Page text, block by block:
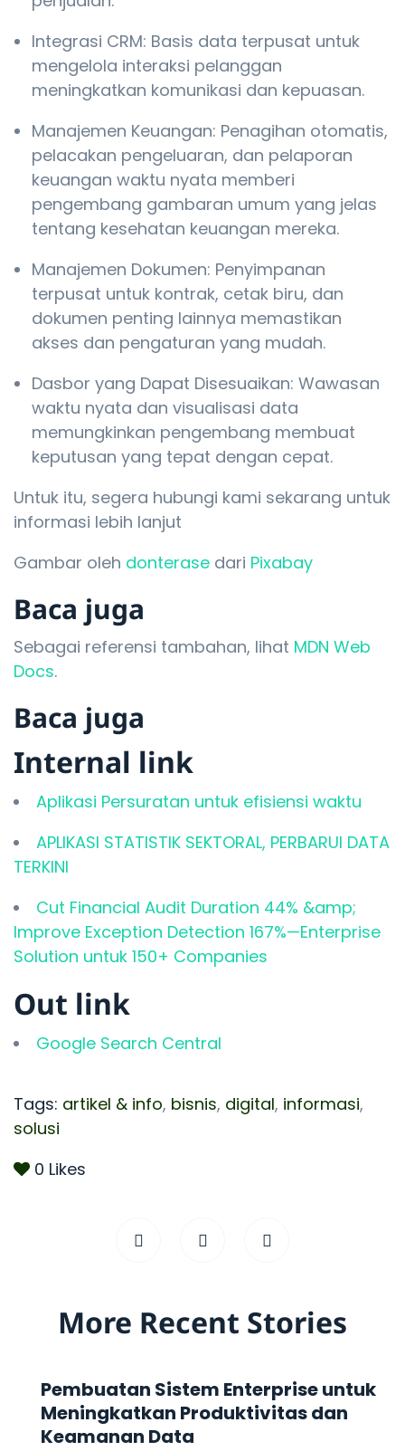
Integrasi CRM: Basis data terpusat untuk
mengelola interaksi pelanggan
meningkatkan komunikasi dan kepuasan.
Manajemen Keuangan: Penagihan otomatis,
pelacakan pengeluaran, dan pelaporan
keuangan waktu nyata memberi
pengembang gambaran umum yang jelas
tentang kesehatan keuangan mereka.
Manajemen Dokumen: Penyimpanan
terpusat untuk kontrak, cetak biru, dan
dokumen penting lainnya memastikan
akses dan pengaturan yang mudah.
Dasbor yang Dapat Disesuaikan: Wawasan
waktu nyata dan visualisasi data
memungkinkan pengembang membuat
keputusan yang tepat dengan cepat.
Untuk itu, segera hubungi kami sekarang untuk
informasi lebih lanjut
Gambar oleh donterase dari Pixabay
Baca juga
Sebagai referensi tambahan, lihat MDN Web
Docs.
Baca juga
Internal link
Aplikasi Persuratan untuk efisiensi waktu
APLIKASI STATISTIK SEKTORAL, PERBARUI DATA
TERKINI
Cut Financial Audit Duration 44% &amp;
Improve Exception Detection 167%—Enterprise
Solution untuk 150+ Companies
Out link
Google Search Central
Tags: artikel & info, bisnis, digital, informasi,
solusi
0 Likes
More Recent Stories
Pembuatan Sistem Enterprise untuk
Meningkatkan Produktivitas dan
Keamanan Data